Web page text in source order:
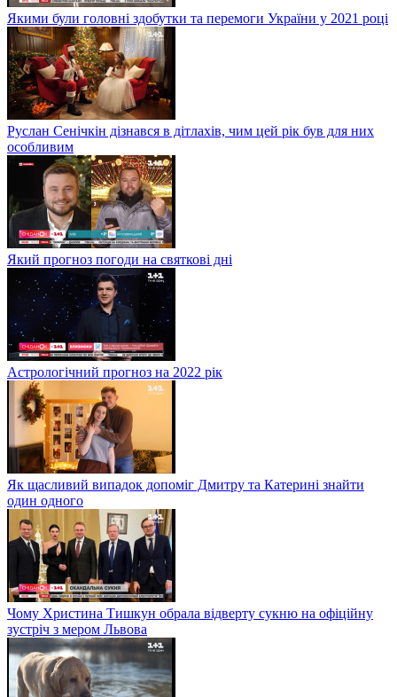
Якими були головні здобутки та перемоги України у 2021 році
Руслан Сенічкін дізнався в дітлахів, чим цей рік був для них
особливим
Який прогноз погоди на святкові дні
Астрологічний прогноз на 2022 рік
Як щасливий випадок допоміг Дмитру та Катерині знайти
один одного
Чому Христина Тишкун обрала відверту сукню на офіційну
зустріч з мером Львова